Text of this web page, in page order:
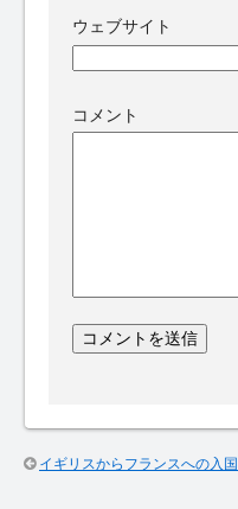
ウェブサイト
コメント
イギリスからフランスへの入